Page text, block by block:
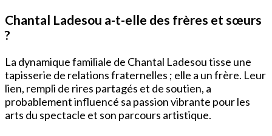
Chantal Ladesou a-t-elle des frères et sœurs
?
La dynamique familiale de Chantal Ladesou tisse une
tapisserie de relations fraternelles ; elle a un frère. Leur
lien, rempli de rires partagés et de soutien, a
probablement influencé sa passion vibrante pour les
arts du spectacle et son parcours artistique.